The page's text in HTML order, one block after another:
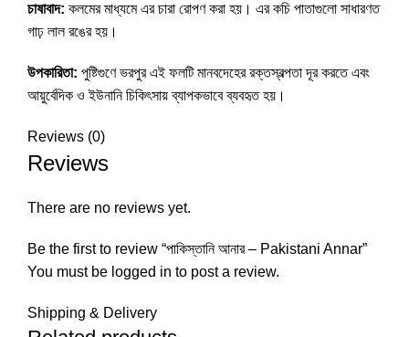
চাষাবাদ: কলমের মাধ্যমে এর চারা রোপণ করা হয়। এর কচি পাতাগুলো সাধারণত
গাঢ় লাল রঙের হয়।
উপকারিতা: পুষ্টিগুণে ভরপুর এই ফলটি মানবদেহের রক্তস্বল্পতা দূর করতে এবং
আয়ুর্বেদিক ও ইউনানি চিকিৎসায় ব্যাপকভাবে ব্যবহৃত হয়।
Reviews (0)
Reviews
There are no reviews yet.
Be the first to review “পাকিস্তানি আনার – Pakistani Annar”
You must be logged in to post a review.
Shipping & Delivery